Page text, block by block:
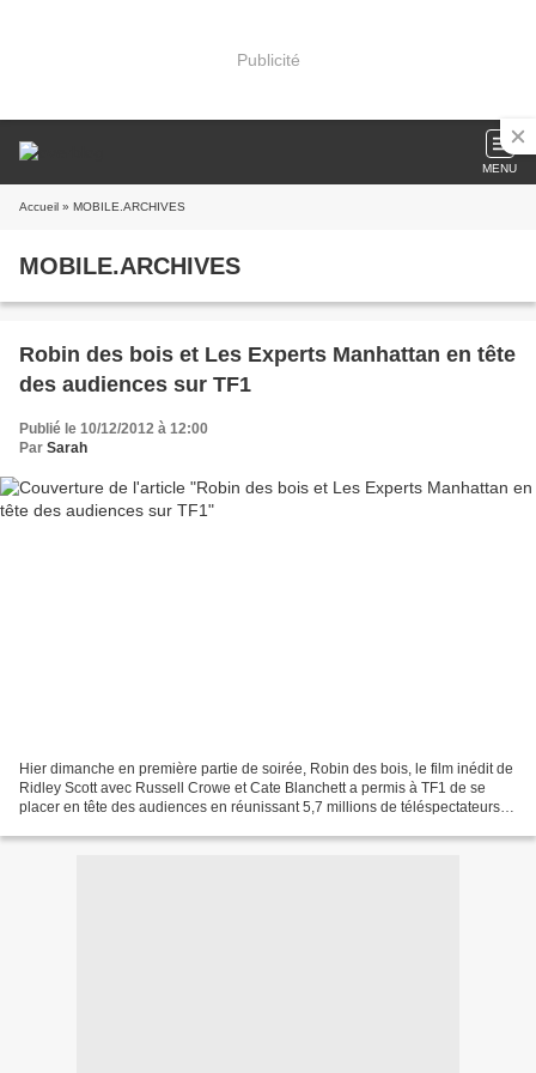
Publicité
MENU
Accueil » MOBILE.ARCHIVES
MOBILE.ARCHIVES
Robin des bois et Les Experts Manhattan en tête
des audiences sur TF1
Publié le 10/12/2012 à 12:00
Par Sarah
Hier dimanche en première partie de soirée, Robin des bois, le film inédit de
Ridley Scott avec Russell Crowe et Cate Blanchett a permis à TF1 de se
placer en tête des audiences en réunissant 5,7 millions de téléspectateurs